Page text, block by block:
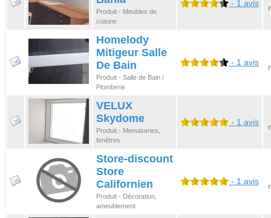
Produit - Meubles de
cuisine
- 1 avis
Homelody
Mitigeur Salle
De Bain
Produit - Salle de Bain /
Plomberie
- 1 avis
VELUX
Skydome
Produit - Menuiseries,
fenêtres
- 1 avis
Store-discount
Store
Californien
Produit - Décoration,
ameublement
- 1 avis